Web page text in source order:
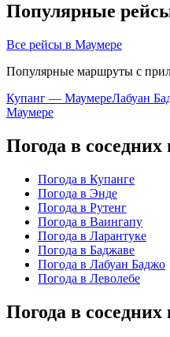
Популярные
Все рейсы в Маумере
Популярные маршруты с
Купанг — МаумереЛабуан
Маумере
Погода в соседних
Погода в Купанге
Погода в Энде
Погода в Рутенг
Погода в Ваингапу
Погода в Ларантуке
Погода в Баджаве
Погода в Лабуан Баджо
Погода в Леволебе
Погода в соседних